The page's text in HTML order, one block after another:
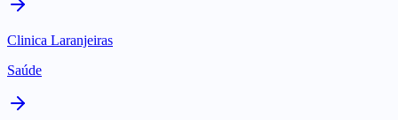
Clinica Laranjeiras
Saúde